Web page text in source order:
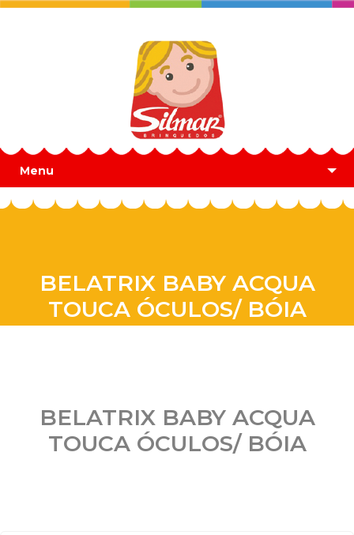
Menu
BELATRIX BABY ACQUA
TOUCA ÓCULOS/ BÓIA
BELATRIX BABY ACQUA
TOUCA ÓCULOS/ BÓIA